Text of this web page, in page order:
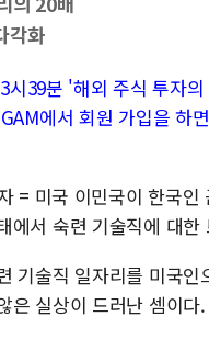
각화
시39분 '해외 주식 투
에서 회원 가입을 하
= 미국 이민국이 한국
에서 숙련 기술직에 대
기술직 일자리를 미국
은 실상이 드러난 셈이다.